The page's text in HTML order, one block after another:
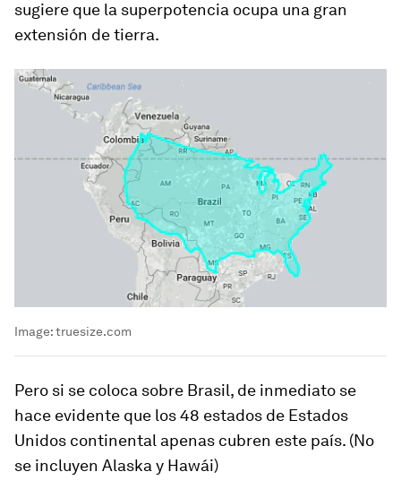
sugiere que la superpotencia ocupa una gran
extensión de tierra.
Image:truesize.com
Pero si se coloca sobre Brasil, de inmediato se
hace evidente que los 48 estados de Estados
Unidos continental apenas cubren este país. (No
se incluyen Alaska y Hawái)